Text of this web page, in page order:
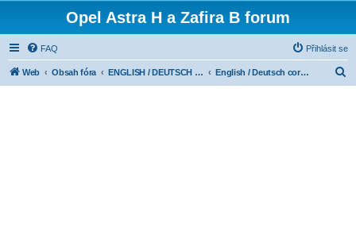
Opel Astra H a Zafira B forum
FAQ Přihlásit se
Web Obsah fóra ENGLISH / DEUTSCH CORNER English / Deutsch corner